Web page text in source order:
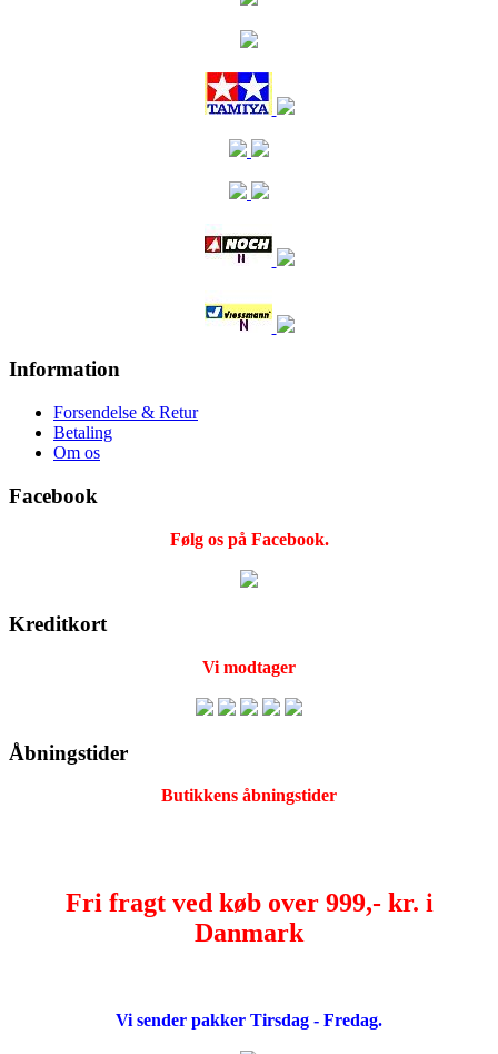
Information
Forsendelse & Retur
Betaling
Om os
Facebook
Følg os på Facebook.
Kreditkort
Vi modtager
Åbningstider
Butikkens åbningstider
Fri fragt ved køb over 999,- kr. i
Danmark
Vi sender pakker Tirsdag - Fredag.